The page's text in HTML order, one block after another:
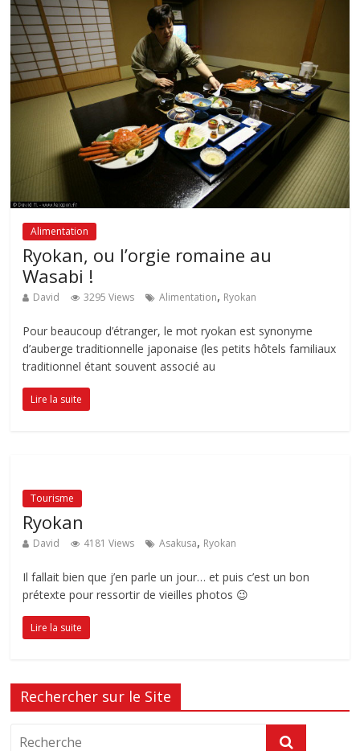
Alimentation
Ryokan, ou l’orgie romaine au
Wasabi !
David 3295 Views Alimentation, Ryokan
Pour beaucoup d’étranger, le mot ryokan est synonyme
d’auberge traditionnelle japonaise (les petits hôtels familiaux
traditionnel étant souvent associé au
Lire la suite
Tourisme
Ryokan
David 4181 Views Asakusa, Ryokan
Il fallait bien que j’en parle un jour… et puis c’est un bon
prétexte pour ressortir de vieilles photos 😉
Lire la suite
Rechercher sur le Site